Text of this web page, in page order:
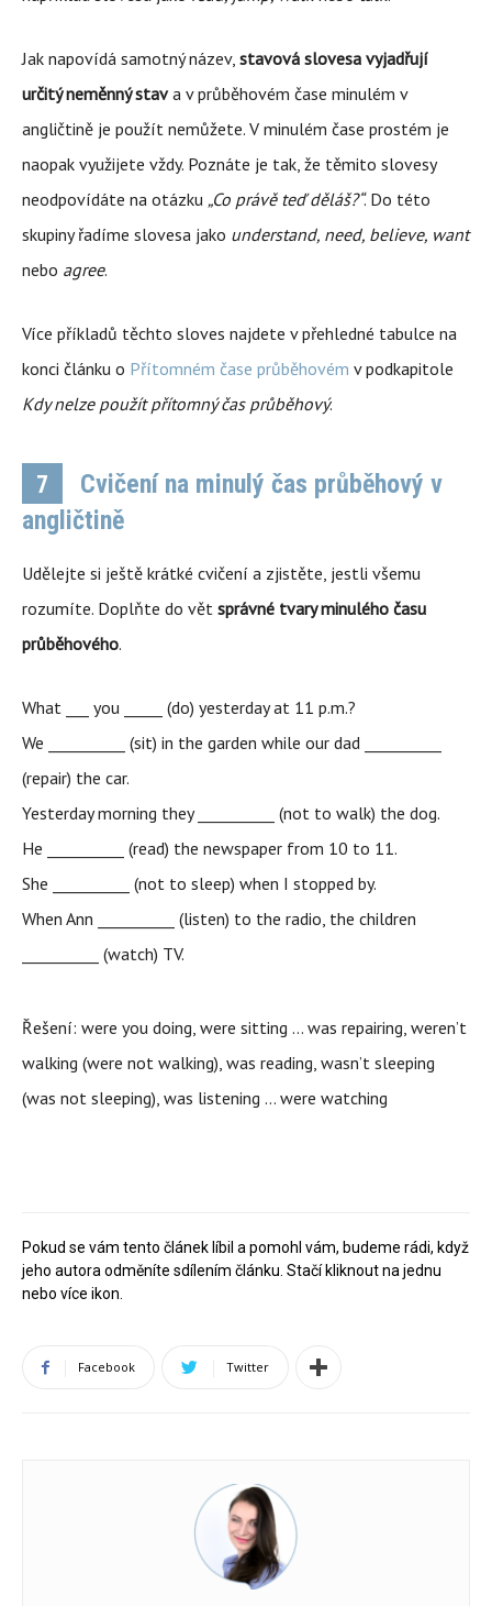
Jak napovídá samotný název, stavová slovesa vyjadřují
určitý neměnný stava v průběhovém čase minulém v
angličtině je použít nemůžete. V minulém čase prostém je
naopak využijete vždy. Poznáte je tak, že těmito slovesy
neodpovídáte na otázku „Co právě teď děláš?“. Do této
skupiny řadíme slovesa jako understand, need, believe, want
nebo agree.
Více příkladů těchto sloves najdete v přehledné tabulce na
konci článku o Přítomném čase průběhovém v podkapitole
Kdy nelze použít přítomný čas průběhový.
7
Cvičení na minulý čas průběhový v
angličtině
Udělejte si ještě krátké cvičení a zjistěte, jestli všemu
rozumíte. Doplňte do vět správné tvary minulého času
průběhového.
What ___ you _____ (do) yesterday at 11 p.m.?
We __________ (sit) in the garden while our dad __________
(repair) the car.
Yesterday morning they __________ (not to walk) the dog.
He __________ (read) the newspaper from 10 to 11.
She __________ (not to sleep) when I stopped by.
When Ann __________ (listen) to the radio, the children
__________ (watch) TV.
Řešení: were you doing, were sitting … was repairing, weren’t
walking (were not walking), was reading, wasn’t sleeping
(was not sleeping), was listening … were watching
Pokud se vám tento článek líbil a pomohl vám, budeme rádi, když
jeho autora odměníte sdílením článku. Stačí kliknout na jednu
nebo více ikon.
Facebook Twitter